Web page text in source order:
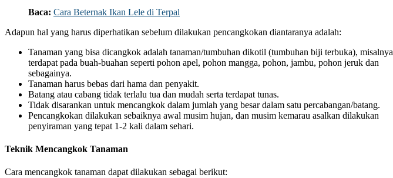
Baca: Cara Beternak Ikan Lele di Terpal
Adapun hal yang harus diperhatikan sebelum dilakukan pencangkokan diantaranya adalah:
Tanaman yang bisa dicangkok adalah tanaman/tumbuhan dikotil (tumbuhan biji terbuka), misalnya
terdapat pada buah-buahan seperti pohon apel, pohon mangga, pohon, jambu, pohon jeruk dan
sebagainya.
Tanaman harus bebas dari hama dan penyakit.
Batang atau cabang tidak terlalu tua dan mudah serta terdapat tunas.
Tidak disarankan untuk mencangkok dalam jumlah yang besar dalam satu percabangan/batang.
Pencangkokan dilakukan sebaiknya awal musim hujan, dan musim kemarau asalkan dilakukan
penyiraman yang tepat 1-2 kali dalam sehari.
Teknik Mencangkok Tanaman
Cara mencangkok tanaman dapat dilakukan sebagai berikut: